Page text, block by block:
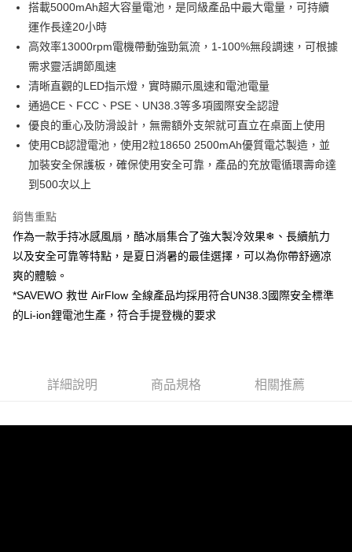
大哥付你分期
相關說明
【大哥付你分期使用說明】
1.本服務由台灣大哥大提供，台灣大哥大用戶可立即使用無須另外申請。
2.付款方式選擇「大哥付你分期」，訂單成立後會自動跳轉到大哥付的交易
流程，驗證手機門號後，選擇欲分期的期數、繳款截止日，確認付款後即完
成交易。
3.實際核准額度、可分期數及費用金額請依後續交易確認頁面所載為準。
消。如遇「轉專審核」未通過狀況，表示未達大哥付你分期系統評分，恕無
法說明評估內容。
【繳款方式說明】
1.分期款項不併入電信帳單，「大哥付你分期」於每月結算日後寄送繳費提
2.透過簡訊連結打開帳單後，可選擇「超商條碼／台灣大直營門市／銀行轉
帳／街口支付／iPASS MONEY」等通路繳費。
【注意事項】
1.本服務係由「台灣大哥大股份有限公司」（以下簡稱本公司）所提供，讓
用戶於交易時，得透過本服務購買商品或服務，並由商店將買賣／分期付款
2.基於同意付款使用「大哥付你分期」之契約關係目的，商店將以您的個人
AFTEE先享後付
相關說明
【關於「AFTEE先享後付」】
AFTEE先享後付是「在收到商品之後才付款」的支付方式。 讓您購物簡單
便利好安心！
１．簡單：不需註冊會員、不需綁卡、不需儲值。
３．安心：先確認商品／服務後，再付款。
１．於結帳方式選擇「AFTEE先享後付」後，將跳轉至「AFTEE先享後付」
２．訂單成立數日內，您將收到繳費通知簡訊。
３．收到繳費通知簡訊後14天內，點擊此簡訊中的連結，可透過四大超商／
ATM／網路銀行／等多元方式進行付款，方視為交易完成。
※ 請注意：結帳手續完成當下不需立刻繳費，但若您需要取消訂單，請聯絡
購買商品的店家。未經商家同意取消之訂單仍視為有效，需透過AFTEE先享
後付繳納相關費用。
【注意事項】
權轉讓予恩沛科技股份有限公司。
ATM付款
運送方式
搭載5000mAh超大容量電池，是同級產品中最大電量，可持續
運作長達20小時
高效率13000rpm電機帶動強勁氣流，1-100%無段調速，可根據
需求靈活調節風速
清晰直觀的LED指示燈，實時顯示風速和電池電量
通過CE、FCC、PSE、UN38.3等多項國際安全認證
優良的重心及防滑設計，無需額外支架就可直立在桌面上使用
使用CB認證電池，使用2粒18650 2500mAh優質電芯製造，並
加裝安全保護板，確保使用安全可靠，⁠產品的充放電循環壽命達
到500次以上
銷售重點
作為一款手持冰感風扇，酷冰扇集合了強大製冷效果❄、長續航力
以及安全可靠等特點，是夏日消暑的最佳選擇，可以為你帶舒適凉
爽的體驗。
*SAVEWO 救世 AirFlow 全線產品均採用符合UN38.3國際安全標準
的Li-ion鋰電池生產，符合手提登機的要求
詳細說明 商品規格 相關推薦